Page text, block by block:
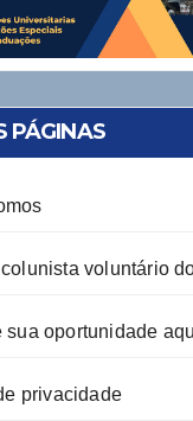
PÁGINAS
voluntário
sua oportunidade
privacidade